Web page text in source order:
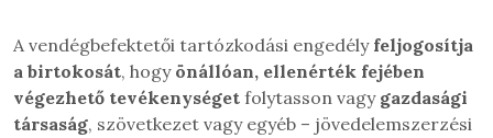
A vendégbefektetői tartózkodási engedély feljogosítja
a birtokosát, hogy önállóan, ellenérték fejében
végezhető tevékenységet folytasson vagy gazdasági
társaság, szövetkezet vagy egyéb – jövedelemszerzési